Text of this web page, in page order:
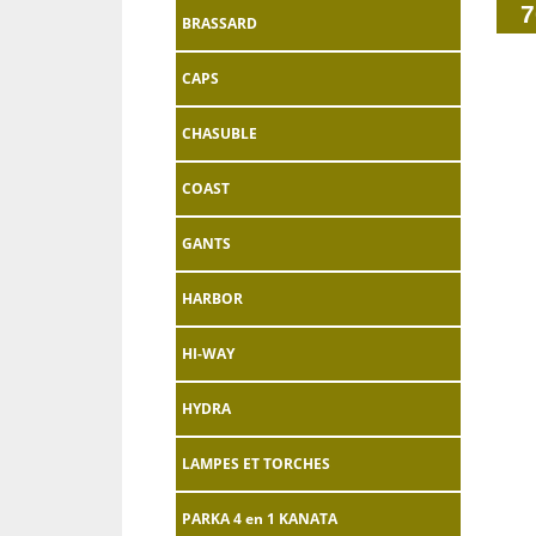
BRASSARD
CAPS
CHASUBLE
COAST
GANTS
HARBOR
HI-WAY
HYDRA
LAMPES ET TORCHES
PARKA 4 en 1 KANATA